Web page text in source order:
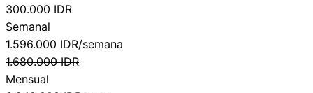
300.000 IDR
Semanal
1.596.000 IDR/semana
1.680.000 IDR
Mensual